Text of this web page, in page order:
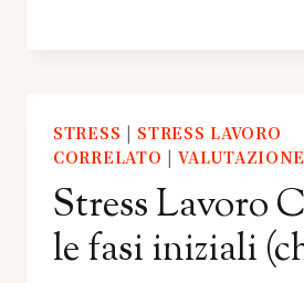
STRESS | STRESS LAVORO
CORRELATO |
Stress Lavoro
le fasi iniziali